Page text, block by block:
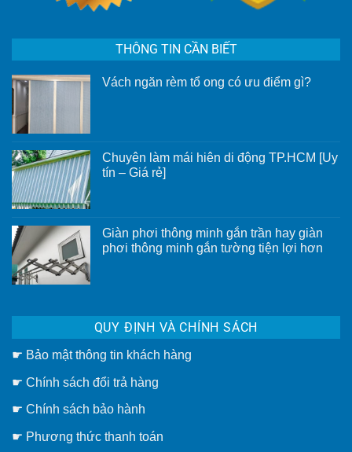
THÔNG TIN CẦN BIẾT
Vách ngăn rèm tổ ong có ưu điểm gì?
ngăn
rèm
tổ
gì?
Chuyên làm mái hiên di động TP.HCM [Uy
tín – Giá rẻ]
ở
Chuyên
làm
tín
–
Giá
rẻ]
Giàn phơi thông minh gắn trần hay giàn
phơi thông minh gắn tường tiện lợi hơn
Giàn
phơi
thông
gắn
hay
giàn
thông
tường
QUY ĐỊNH VÀ CHÍNH SÁCH
☛ Bảo mật thông tin khách hàng
☛ Chính sách đổi trả hàng
☛ Chính sách bảo hành
☛ Phương thức thanh toán